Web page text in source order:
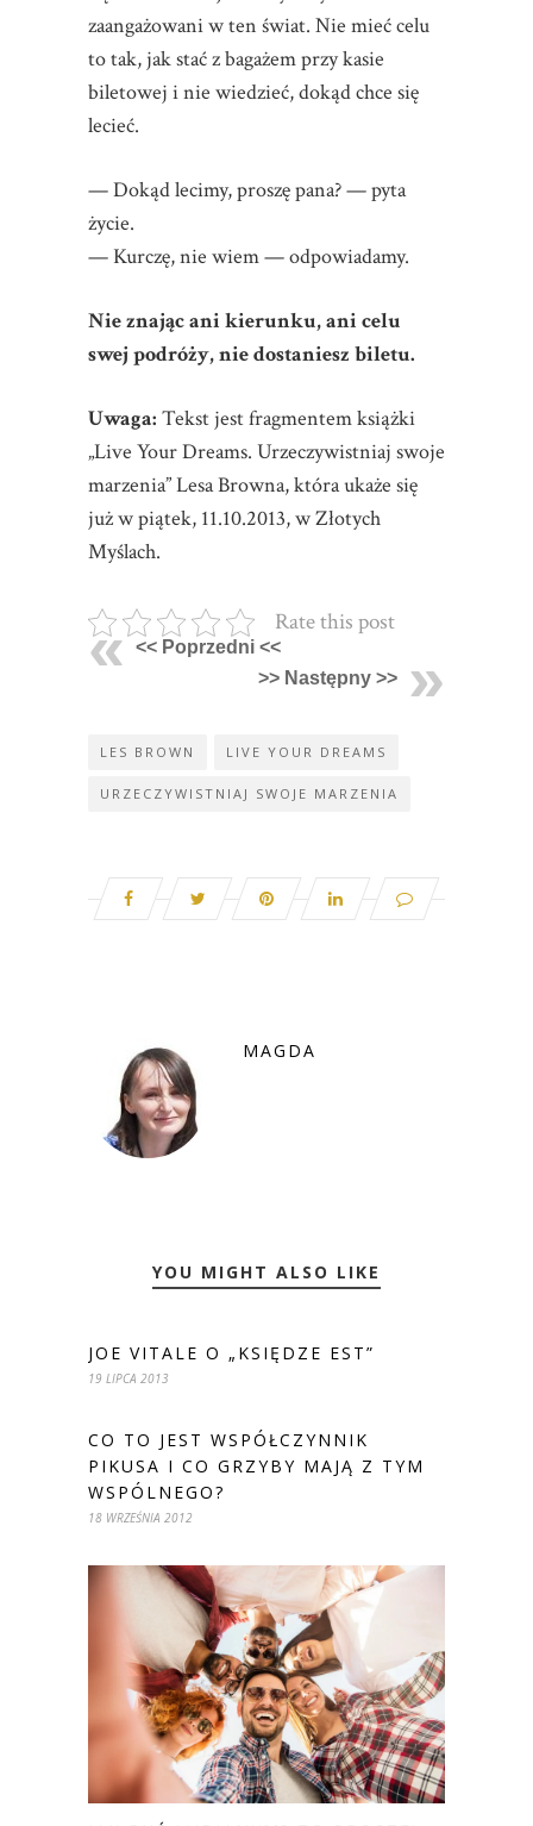
zaangażowani w ten świat. Nie mieć celu
to tak, jak stać z bagażem przy kasie
biletowej i nie wiedzieć, dokąd chce się
lecieć.
— Dokąd lecimy, proszę pana? — pyta
życie.
— Kurczę, nie wiem — odpowiadamy.
Nie znając ani kierunku, ani celu
swej podróży, nie dostaniesz biletu.
Uwaga: Tekst jest fragmentem książki
„Live Your Dreams. Urzeczywistniaj swoje
marzenia” Lesa Browna, która ukaże się
już w piątek, 11.10.2013, w Złotych
Myślach.
Rate this post
<< Poprzedni <<
>> Następny >>
LES BROWN LIVE YOUR DREAMS
URZECZYWISTNIAJ SWOJE MARZENIA
MAGDA
YOU MIGHT ALSO LIKE
JOE VITALE O „KSIĘDZE EST”
19 LIPCA 2013
CO TO JEST WSPÓŁCZYNNIK
PIKUSA I CO GRZYBY MAJĄ Z TYM
WSPÓLNEGO?
18 WRZEŚNIA 2012